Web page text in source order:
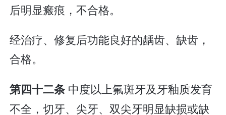
后明显瘢痕，不合格。
经治疗、修复后功能良好的龋齿、缺齿，
合格。
第四十二条 中度以上氟斑牙及牙釉质发育
不全，切牙、尖牙、双尖牙明显缺损或缺